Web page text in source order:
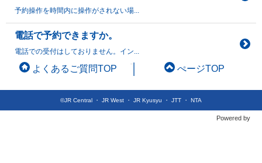
予約操作を時間内に操作がされない場...
電話で予約できますか。
電話での受付はしておりません。イン...
©JR Central ・ JR West ・ JR Kyusyu ・ JTT ・ NTA
Powered by
よくあるご質問TOP ぺージTOP